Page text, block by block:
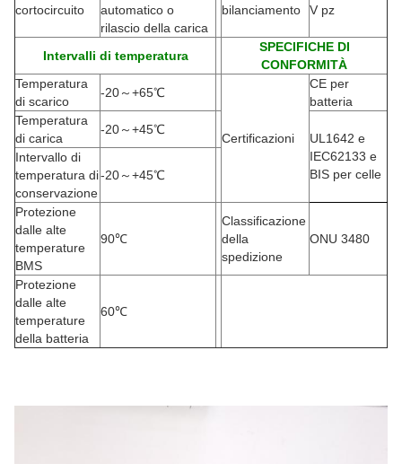
cortocircuito
automatico o
rilascio della carica
bilanciamento
V pz
Intervalli di temperatura
SPECIFICHE DI
CONFORMITÀ
Temperatura
di scarico
-20～+65℃
Certificazioni
CE per
batteria
Temperatura
di carica
-20～+45℃
UL1642 e
IEC62133 e
BIS per celle
Intervallo di
temperatura di
conservazione
-20～+45℃
Protezione
dalle alte
temperature
BMS
90℃
Classificazione
della
spedizione
ONU 3480
Protezione
dalle alte
temperature
della batteria
60℃